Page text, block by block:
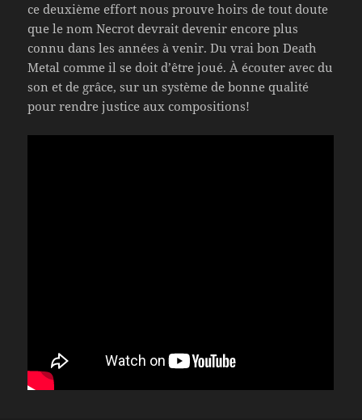
ce deuxième effort nous prouve hoirs de tout doute
que le nom Necrot devrait devenir encore plus
connu dans les années à venir. Du vrai bon Death
Metal comme il se doit d’être joué. À écouter avec du
son et de grâce, sur un système de bonne qualité
pour rendre justice aux compositions!